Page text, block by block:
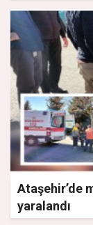
Ataşehir’de
yaralandı